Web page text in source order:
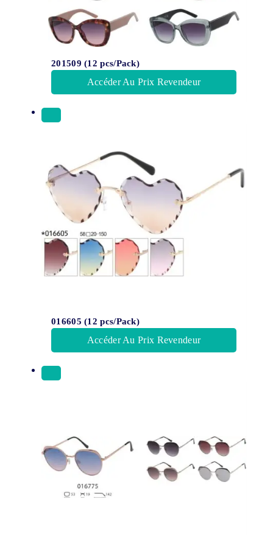
201509 (12 pcs/Pack)
Accéder Au Prix Revendeur
016605 (12 pcs/Pack)
Accéder Au Prix Revendeur